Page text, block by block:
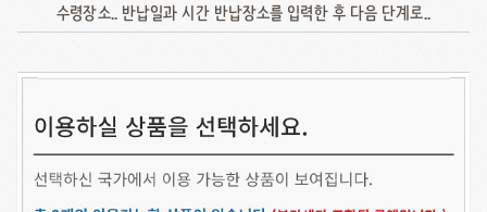
수령장소.. 반납일과 시간 반납장소를 입력한 후 다음 단계로..